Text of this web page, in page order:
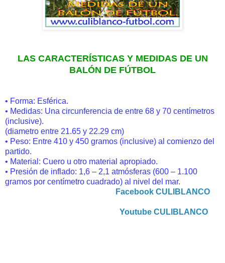
LAS CARACTERÍSTICAS Y MEDIDAS DE UN
BALÓN DE FÚTBOL
• Forma: Esférica.
• Medidas: Una circunferencia de entre 68 y 70 centímetros
(inclusive).
(diametro entre 21.65 y 22.29 cm)
• Peso: Entre 410 y 450 gramos (inclusive) al comienzo del
partido.
• Material: Cuero u otro material apropiado.
• Presión de inflado: 1,6 – 2,1 atmósferas (600 – 1.100
gramos por centímetro cuadrado) al nivel del mar.
Facebook CULIBLANCO
Youtube CULIBLANCO